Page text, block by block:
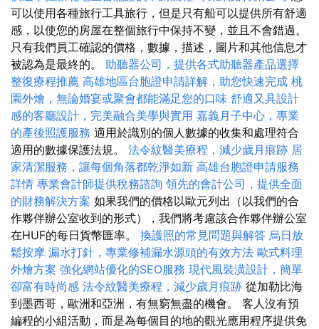
可以使用各種旅行工具旅行，但是只有船可以提供所有舒適
感，以使您的房屋在整個旅行中保持不變，並且不會錯過。
只有我們員工確認的價格，數據，描述，圖片和其他信息才
被認為是最終的。 助聽器公司，提供各式助聽器產品選擇
整復療程推薦 高雄地區台胞證申請詳解，助您快速完成 桃
園外燴，無論婚宴或聚會都能滿足您的口味 舒適又具設計
感的客廳設計，完美融合美學與實用 嘉義月子中心，專業
的產後照護服務 適用於識別的個人數據的收集和處理符合
適用的數據保護法規。 法令紋醫美療程，減少歲月痕跡 居
家清潔服務，讓每個角落都乾淨如新 高雄台胞證申請服務
詳情 專業會計師提供稅務諮詢 領先的會計公司，提供全面
的財務解決方案 如果我們的價格以歐元列出（以我們的合
作夥伴辦公室收到的形式），我們將考慮該合作夥伴辦公室
在HUF的每日貨幣匯率。 換護照的常見問題與解答 烏日放
鬆按摩 漏水打針，專業修補漏水源頭的有效方法 歐式料理
外燴方案 強化網站優化的SEO服務 現代風裝潢設計，簡單
卻富有時尚感 法令紋醫美療程，減少歲月痕跡 從加勒比海
到墨西哥，歐洲和亞洲，有無窮無盡的機會。 客人沒有預
編程的小組活動，而是為每個目的地的觀光應用程序提供免